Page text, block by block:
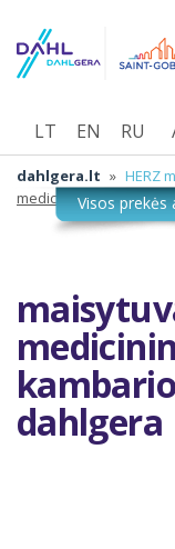
LT EN RU
dahlgera.lt » HERZ
medicinine-svirtele-
dahlgera